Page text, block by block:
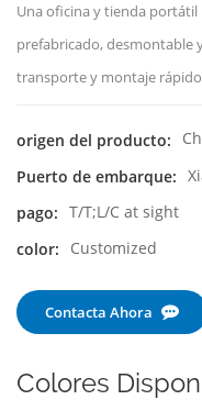
Una oficina y tienda
prefabricado, desmontable
transporte y montaje
origen del producto:
Puerto de embarque:
pago: T/T;L/C at sight
color:
Customized
Contacta Ahora
Colores